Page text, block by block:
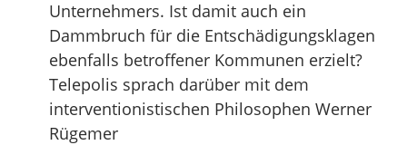
Unternehmers. Ist damit auch ein
Dammbruch für die Entschädigungsklagen
ebenfalls betroffener Kommunen erzielt?
Telepolis sprach darüber mit dem
interventionistischen Philosophen Werner
Rügemer